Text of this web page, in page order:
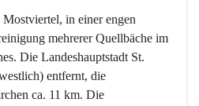
in einer engen
mehrerer Quellbäche im
Die Landeshauptstadt St.
entfernt, die
ca. 11 km. Die